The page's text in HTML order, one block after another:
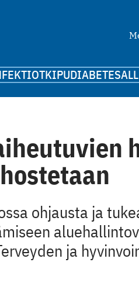
KIPUDIABETES
ohjausta ja
ja